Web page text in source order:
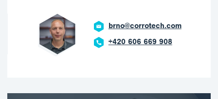
brno@corrotech.com
+420 606 669 908